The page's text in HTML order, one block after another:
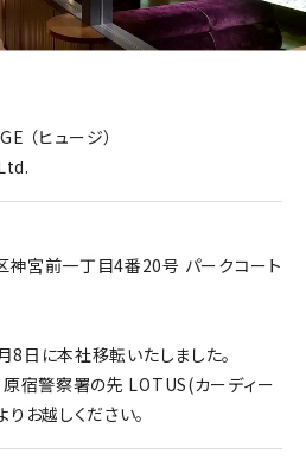
（ヒュージ）
神宮前一丁目4番20号 パークコート
日に本社移転いたしました。
宿警察署の先 LOTUS(カーディー
お越しください。